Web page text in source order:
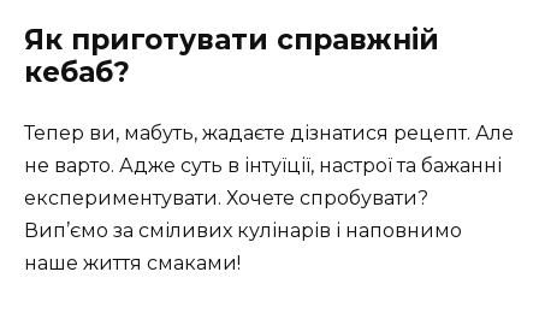
Як приготувати справжній
кебаб?
Тепер ви, мабуть, жадаєте дізнатися рецепт. Але
не варто. Адже суть в інтуїції, настрої та бажанні
експериментувати. Хочете спробувати?
Вип’ємо за сміливих кулінарів і наповнимо
наше життя смаками!